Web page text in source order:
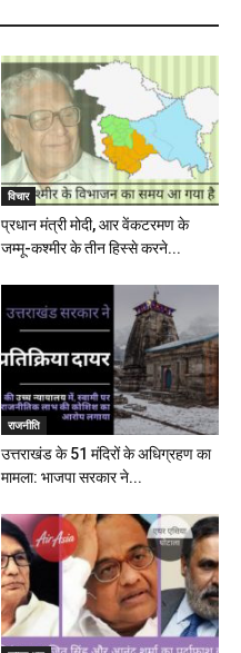
विचार
प्रधान मंत्री मोदी, आर वेंकटरमण के
जम्मू-कश्मीर के तीन हिस्से करने...
राजनीति
उत्तराखंड के 51 मंदिरों के अधिग्रहण का
मामला: भाजपा सरकार ने...